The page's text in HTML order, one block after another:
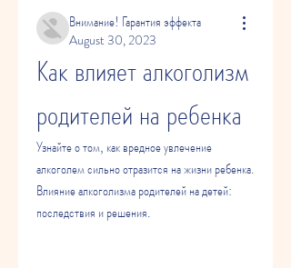
Внимание! Гарантия эффекта
August 30, 2023
Как влияет алкоголизм
родителей на ребенка
Узнайте о том, как вредное увлечение
алкоголем сильно отразится на жизни ребенка.
Влияние алкоголизма родителей на детей:
последствия и решения.